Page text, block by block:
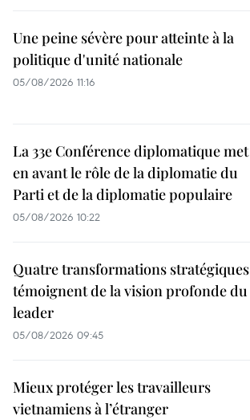
Une peine sévère pour atteinte à la
politique d'unité nationale
05/08/2026 11:16
La 33e Conférence diplomatique met
en avant le rôle de la diplomatie du
Parti et de la diplomatie populaire
05/08/2026 10:22
Quatre transformations stratégiques
témoignent de la vision profonde du
leader
05/08/2026 09:45
Mieux protéger les travailleurs
vietnamiens à l’étranger